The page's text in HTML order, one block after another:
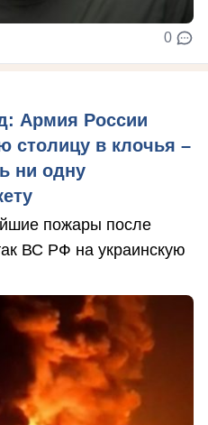
0
Армия России
столицу в клочья –
ни одну
пожары после
ВС РФ на украинскую